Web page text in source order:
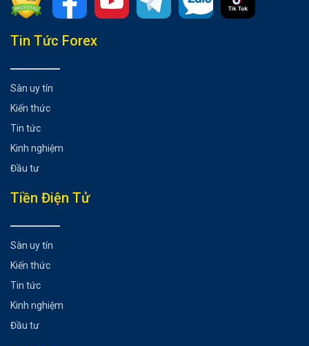
Tổng hợp bài viết
Tuyên bố chính sách của BOC
Báo cáo việc làm của Canada
Có thể bạn chưa biết
Tin Tức Forex
Sàn uy tín
Kiến thức
Tin tức
Kinh nghiệm
Đầu tư
Tiền Điện Tử
Sàn uy tín
Kiến thức
Tin tức
Kinh nghiệm
Đầu tư